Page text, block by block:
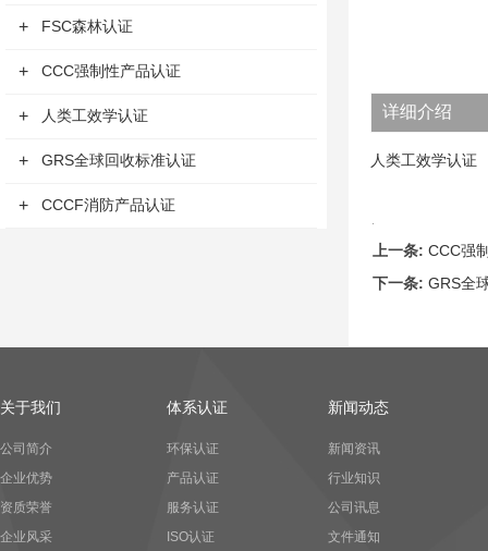
+ FSC森林认证
+ CCC强制性产品认证
+ 人类工效学认证
+ GRS全球回收标准认证
+ CCCF消防产品认证
详细介绍
人类工效学认证
上一条: CCC强
下一条: GRS全
关于我们
公司简介
企业优势
资质荣誉
企业风采
体系认证
环保认证
产品认证
服务认证
ISO认证
新闻动态
新闻资讯
行业知识
公司讯息
文件通知